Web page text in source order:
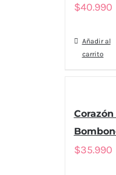
$40.990
Añadir al
carrito
$35.990